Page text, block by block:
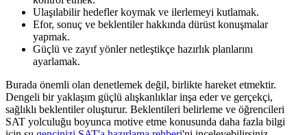
Ulaşılabilir hedefler koymak ve ilerlemeyi kutlamak.
Efor, sonuç ve beklentiler hakkında dürüst konuşmalar
yapmak.
Güçlü ve zayıf yönler netleştikçe hazırlık planlarını
ayarlamak.
Burada önemli olan denetlemek değil, birlikte hareket etmektir.
Dengeli bir yaklaşım güçlü alışkanlıklar inşa eder ve gerçekçi,
sağlıklı beklentiler oluşturur. Beklentileri belirleme ve öğrencileri
SAT yolculuğu boyunca motive etme konusunda daha fazla bilgi